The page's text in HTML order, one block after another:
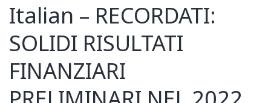
Italian – RECORDATI:
SOLIDI RISULTATI
FINANZIARI